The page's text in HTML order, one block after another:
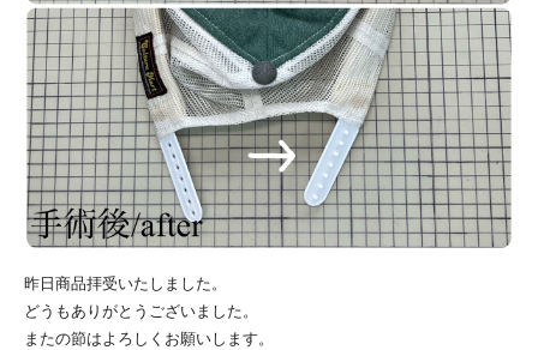
昨日商品拝受いたしました。
どうもありがとうございました。
またの節はよろしくお願いします。